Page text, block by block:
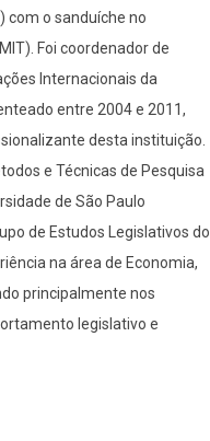
com o sanduíche no
Foi coordenador de
Internacionais da
entre 2004 e 2011,
desta instituição.
e Técnicas de Pesquisa
de São Paulo
de Estudos Legislativos do
na área de Economia,
principalmente nos
legislativo e